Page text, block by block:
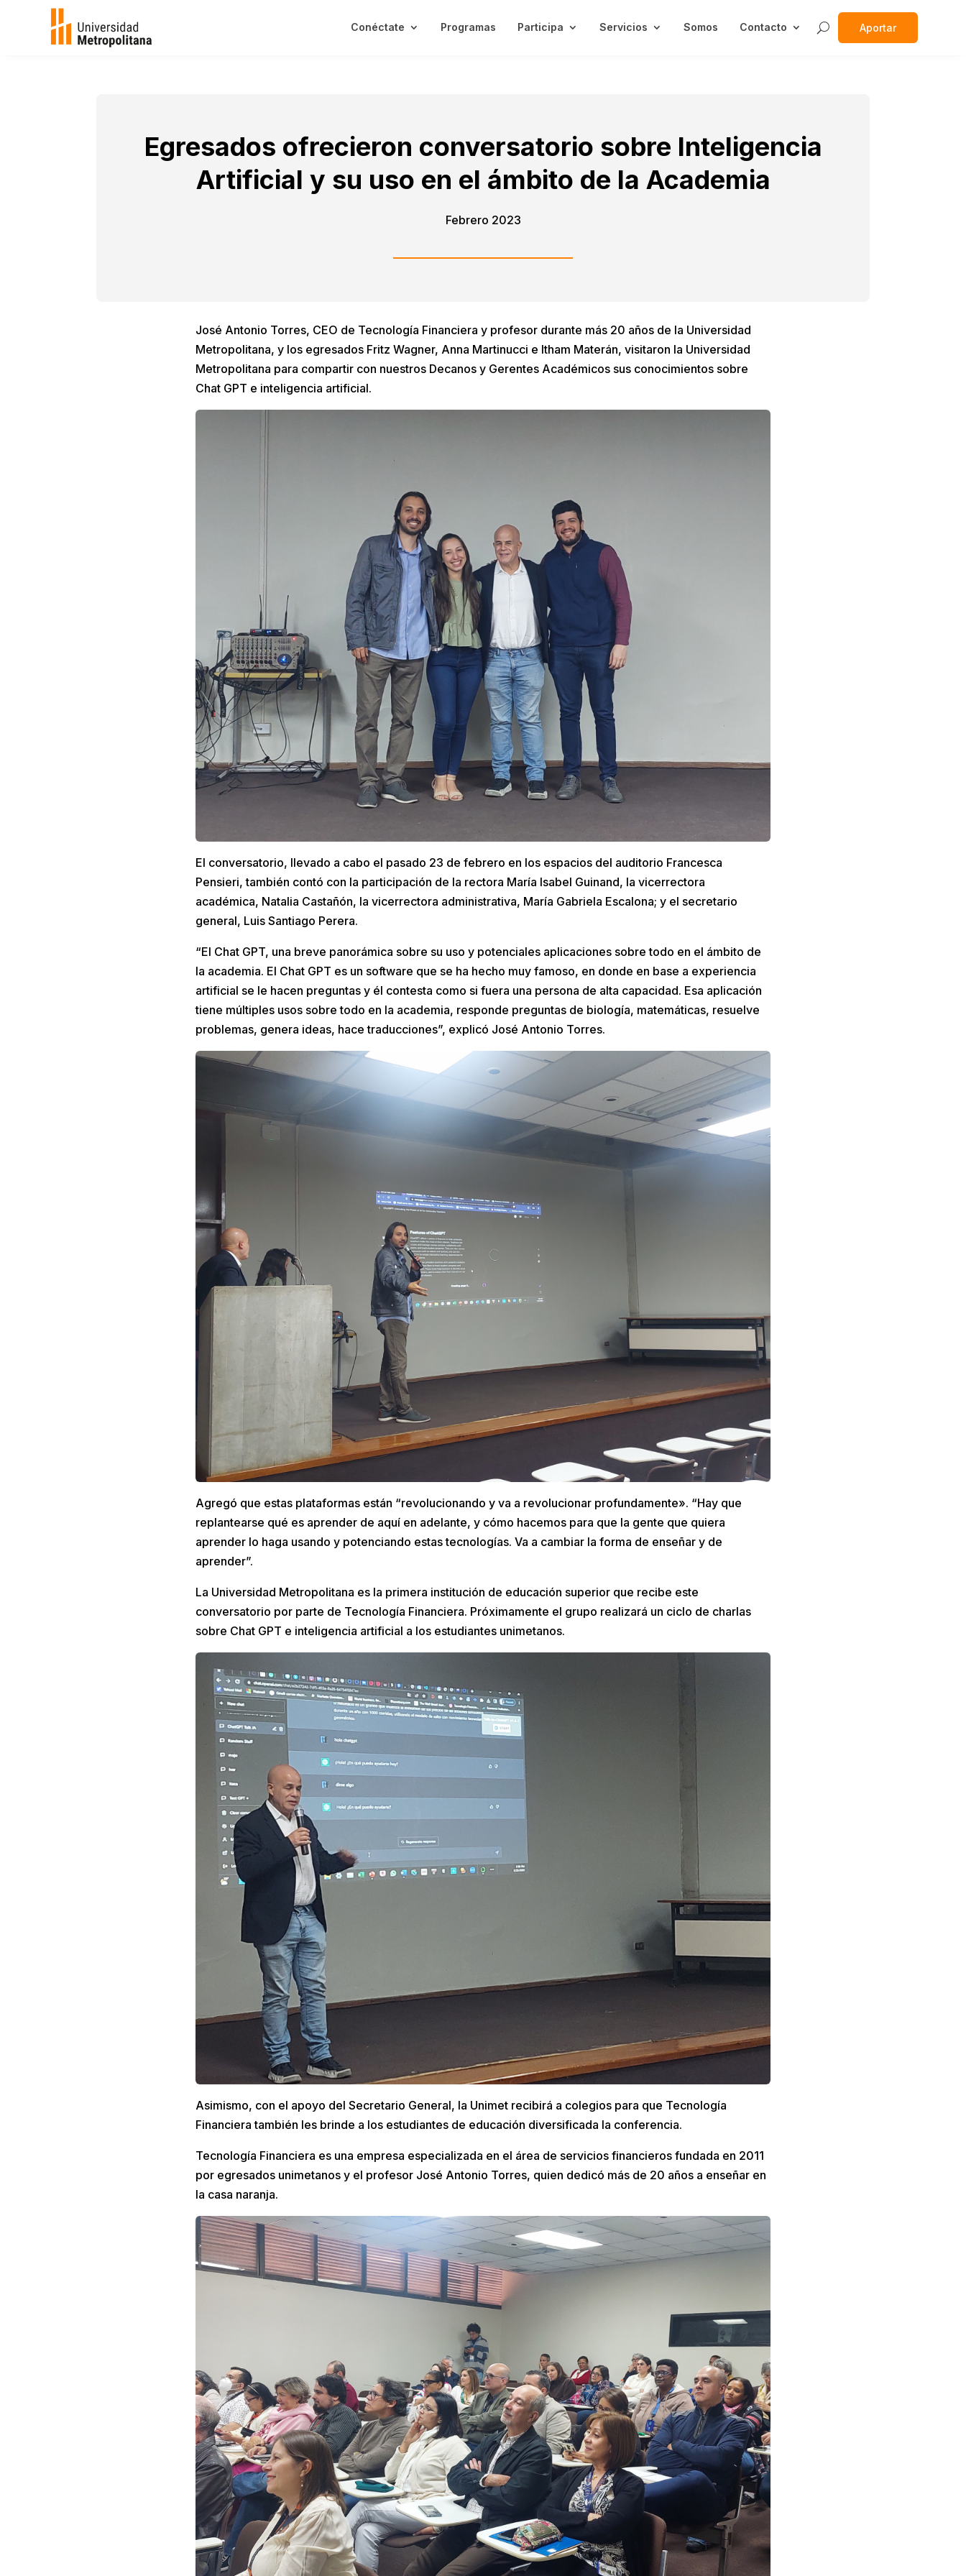
Conéctate Programas Participa Servicios Somos Contacto Aportar
Egresados ofrecieron conversatorio sobre Inteligencia
Artificial y su uso en el ámbito de la Academia
Febrero 2023
José Antonio Torres, CEO de Tecnología Financiera y profesor durante más 20 años de la Universidad
Metropolitana, y los egresados Fritz Wagner, Anna Martinucci e Itham Materán, visitaron la Universidad
Metropolitana para compartir con nuestros Decanos y Gerentes Académicos sus conocimientos sobre
Chat GPT e inteligencia artificial.
El conversatorio, llevado a cabo el pasado 23 de febrero en los espacios del auditorio Francesca
Pensieri, también contó con la participación de la rectora María Isabel Guinand, la vicerrectora
académica, Natalia Castañón, la vicerrectora administrativa, María Gabriela Escalona; y el secretario
general, Luis Santiago Perera.
“El Chat GPT, una breve panorámica sobre su uso y potenciales aplicaciones sobre todo en el ámbito de
la academia. El Chat GPT es un software que se ha hecho muy famoso, en donde en base a experiencia
artificial se le hacen preguntas y él contesta como si fuera una persona de alta capacidad. Esa aplicación
tiene múltiples usos sobre todo en la academia, responde preguntas de biología, matemáticas, resuelve
problemas, genera ideas, hace traducciones”, explicó José Antonio Torres.
Agregó que estas plataformas están “revolucionando y va a revolucionar profundamente». “Hay que
replantearse qué es aprender de aquí en adelante, y cómo hacemos para que la gente que quiera
aprender lo haga usando y potenciando estas tecnologías. Va a cambiar la forma de enseñar y de
aprender”.
La Universidad Metropolitana es la primera institución de educación superior que recibe este
conversatorio por parte de Tecnología Financiera. Próximamente el grupo realizará un ciclo de charlas
sobre Chat GPT e inteligencia artificial a los estudiantes unimetanos.
Asimismo, con el apoyo del Secretario General, la Unimet recibirá a colegios para que Tecnología
Financiera también les brinde a los estudiantes de educación diversificada la conferencia.
Tecnología Financiera es una empresa especializada en el área de servicios financieros fundada en 2011
por egresados unimetanos y el profesor José Antonio Torres, quien dedicó más de 20 años a enseñar en
la casa naranja.